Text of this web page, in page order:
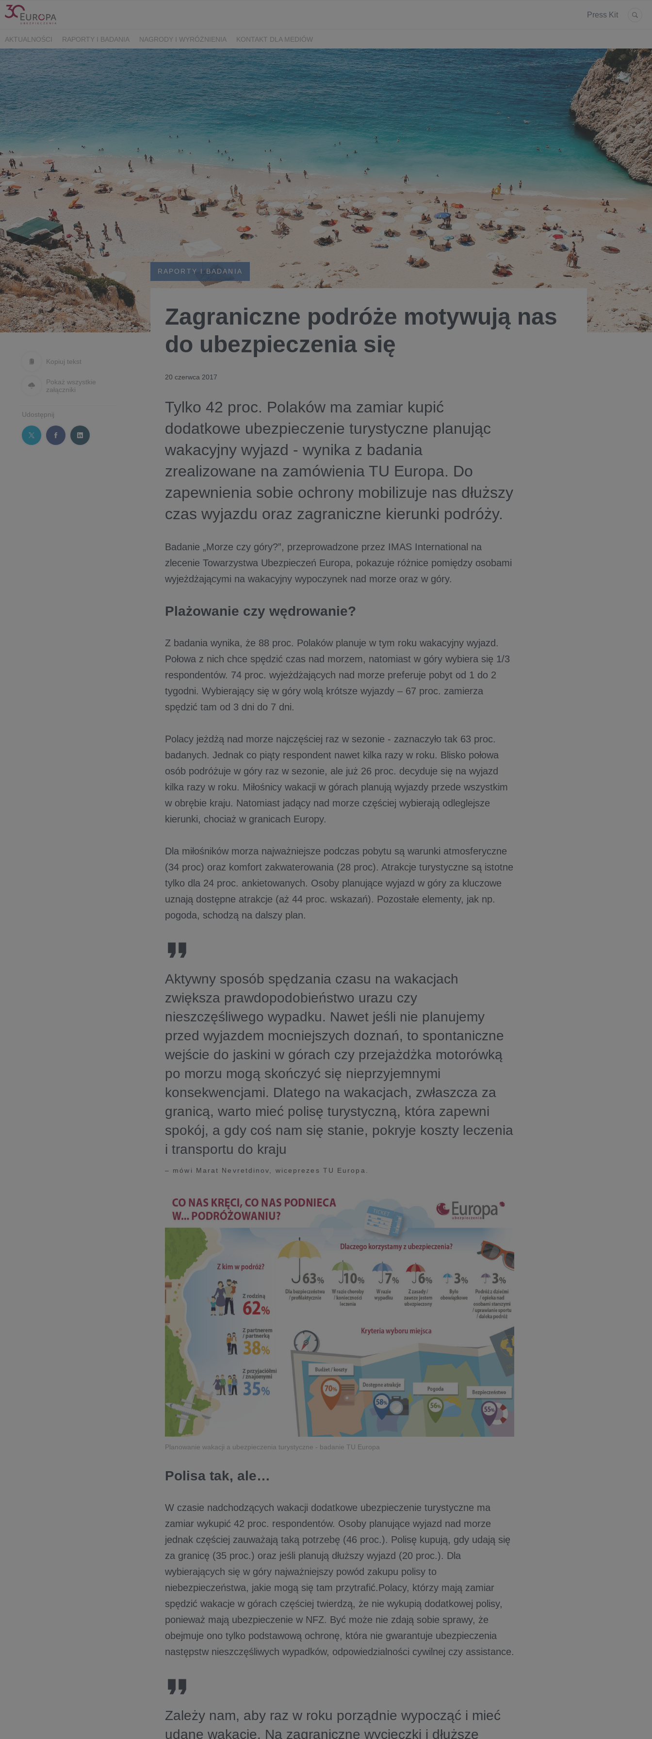
Press Kit
AKTUALNOŚCI RAPORTY I BADANIA NAGRODY I WYRÓŻNIENIA KONTAKT DLA MEDIÓW
Kopiuj tekst
Pokaż wszystkie
załączniki
Udostępnij
RAPORTY I BADANIA
Zagraniczne podróże motywują nas
do ubezpieczenia się
20 czerwca 2017
Tylko 42 proc. Polaków ma zamiar kupić
dodatkowe ubezpieczenie turystyczne planując
wakacyjny wyjazd - wynika z badania
zrealizowane na zamówienia TU Europa. Do
zapewnienia sobie ochrony mobilizuje nas dłuższy
czas wyjazdu oraz zagraniczne kierunki podróży.
Badanie „Morze czy góry?”, przeprowadzone przez IMAS International na
zlecenie Towarzystwa Ubezpieczeń Europa, pokazuje różnice pomiędzy osobami
wyjeżdżającymi na wakacyjny wypoczynek nad morze oraz w góry.
Plażowanie czy wędrowanie?
Z badania wynika, że 88 proc. Polaków planuje w tym roku wakacyjny wyjazd.
Połowa z nich chce spędzić czas nad morzem, natomiast w góry wybiera się 1/3
respondentów. 74 proc. wyjeżdżających nad morze preferuje pobyt od 1 do 2
tygodni. Wybierający się w góry wolą krótsze wyjazdy – 67 proc. zamierza
spędzić tam od 3 dni do 7 dni.
Polacy jeżdżą nad morze najczęściej raz w sezonie - zaznaczyło tak 63 proc.
badanych. Jednak co piąty respondent nawet kilka razy w roku. Blisko połowa
osób podróżuje w góry raz w sezonie, ale już 26 proc. decyduje się na wyjazd
kilka razy w roku. Miłośnicy wakacji w górach planują wyjazdy przede wszystkim
w obrębie kraju. Natomiast jadący nad morze częściej wybierają odleglejsze
kierunki, chociaż w granicach Europy.
Dla miłośników morza najważniejsze podczas pobytu są warunki atmosferyczne
(34 proc) oraz komfort zakwaterowania (28 proc). Atrakcje turystyczne są istotne
tylko dla 24 proc. ankietowanych. Osoby planujące wyjazd w góry za kluczowe
uznają dostępne atrakcje (aż 44 proc. wskazań). Pozostałe elementy, jak np.
pogoda, schodzą na dalszy plan.
Aktywny sposób spędzania czasu na wakacjach
zwiększa prawdopodobieństwo urazu czy
nieszczęśliwego wypadku. Nawet jeśli nie planujemy
przed wyjazdem mocniejszych doznań, to spontaniczne
wejście do jaskini w górach czy przejażdżka motorówką
po morzu mogą skończyć się nieprzyjemnymi
konsekwencjami. Dlatego na wakacjach, zwłaszcza za
granicą, warto mieć polisę turystyczną, która zapewni
spokój, a gdy coś nam się stanie, pokryje koszty leczenia
i transportu do kraju
– mówi Marat Nevretdinov, wiceprezes TU Europa.
Planowanie wakacji a ubezpieczenia turystyczne - badanie TU Europa
Polisa tak, ale…
W czasie nadchodzących wakacji dodatkowe ubezpieczenie turystyczne ma
zamiar wykupić 42 proc. respondentów. Osoby planujące wyjazd nad morze
jednak częściej zauważają taką potrzebę (46 proc.). Polisę kupują, gdy udają się
za granicę (35 proc.) oraz jeśli planują dłuższy wyjazd (20 proc.). Dla
wybierających się w góry najważniejszy powód zakupu polisy to
niebezpieczeństwa, jakie mogą się tam przytrafić.Polacy, którzy mają zamiar
spędzić wakacje w górach częściej twierdzą, że nie wykupią dodatkowej polisy,
ponieważ mają ubezpieczenie w NFZ. Być może nie zdają sobie sprawy, że
obejmuje ono tylko podstawową ochronę, która nie gwarantuje ubezpieczenia
następstw nieszczęśliwych wypadków, odpowiedzialności cywilnej czy assistance.
Zależy nam, aby raz w roku porządnie wypocząć i mieć
udane wakacje. Na zagraniczne wycieczki i dłuższe